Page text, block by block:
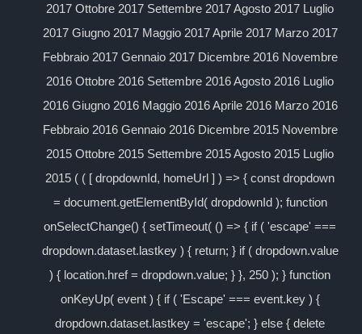
2017 Ottobre 2017 Settembre 2017 Agosto 2017 Luglio
2017 Giugno 2017 Maggio 2017 Aprile 2017 Marzo 2017
Febbraio 2017 Gennaio 2017 Dicembre 2016 Novembre
2016 Ottobre 2016 Settembre 2016 Agosto 2016 Luglio
2016 Giugno 2016 Maggio 2016 Aprile 2016 Marzo 2016
Febbraio 2016 Gennaio 2016 Dicembre 2015 Novembre
2015 Ottobre 2015 Settembre 2015 Agosto 2015 Luglio
2015 ( ( [ dropdownId, homeUrl ] ) => { const dropdown
= document.getElementById( dropdownId ); function
onSelectChange() { setTimeout( () => { if ( 'escape' ===
dropdown.dataset.lastkey ) { return; } if ( dropdown.value
) { location.href = dropdown.value; } }, 250 ); } function
onKeyUp( event ) { if ( 'Escape' === event.key ) {
dropdown.dataset.lastkey = 'escape'; } else { delete